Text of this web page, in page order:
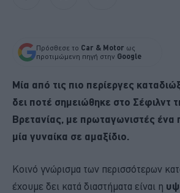
Πρόσθεσε το Car & Motor ως
προτιμώμενη πηγή στην Google
Μία από τις πιο περίεργες
δει ποτέ σημειώθηκε στο Σέφιλντ
Βρετανίας, με πρωταγωνιστές ένα
μία γυναίκα σε αμαξίδιο.
Κοινό γνώρισμα των περισσότερων
έχουμε δει κατά διαστήματα είναι η